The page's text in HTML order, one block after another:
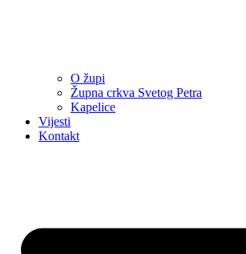
O župi
Župna crkva Svetog Petra
Kapelice
Vijesti
Kontakt